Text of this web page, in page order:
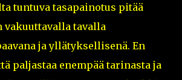
tuntuva tasapainotus pitää
vakuuttavalla tavalla
ja yllätyksellisenä. En
paljastaa enempää tarinasta ja